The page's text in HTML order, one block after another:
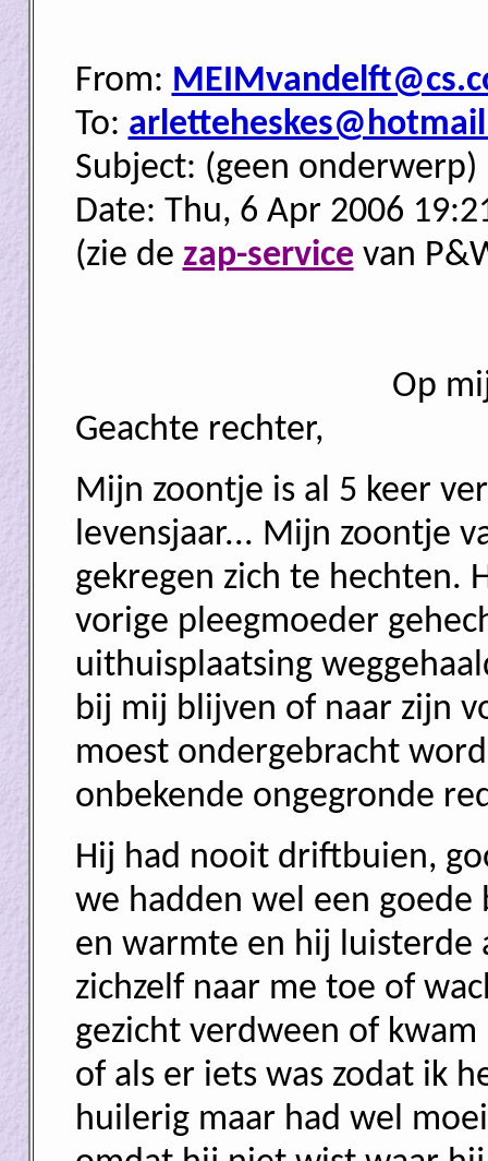
From:
To:
Subject: (geen onderwerp)
Date: Thu, 6 Apr 2006
(zie de zap-service van
Op
Geachte rechter,
Mijn zoontje is al 5 keer
levensjaar... Mijn zoontje
gekregen zich te hechten.
vorige pleegmoeder
uithuisplaatsing
bij mij blijven of naar zijn
moest ondergebracht
onbekende ongegronde
Hij had nooit driftbuien,
we hadden wel een
en warmte en hij
zichzelf naar me toe of
gezicht verdween of
of als er iets was zodat ik
huilerig maar had wel